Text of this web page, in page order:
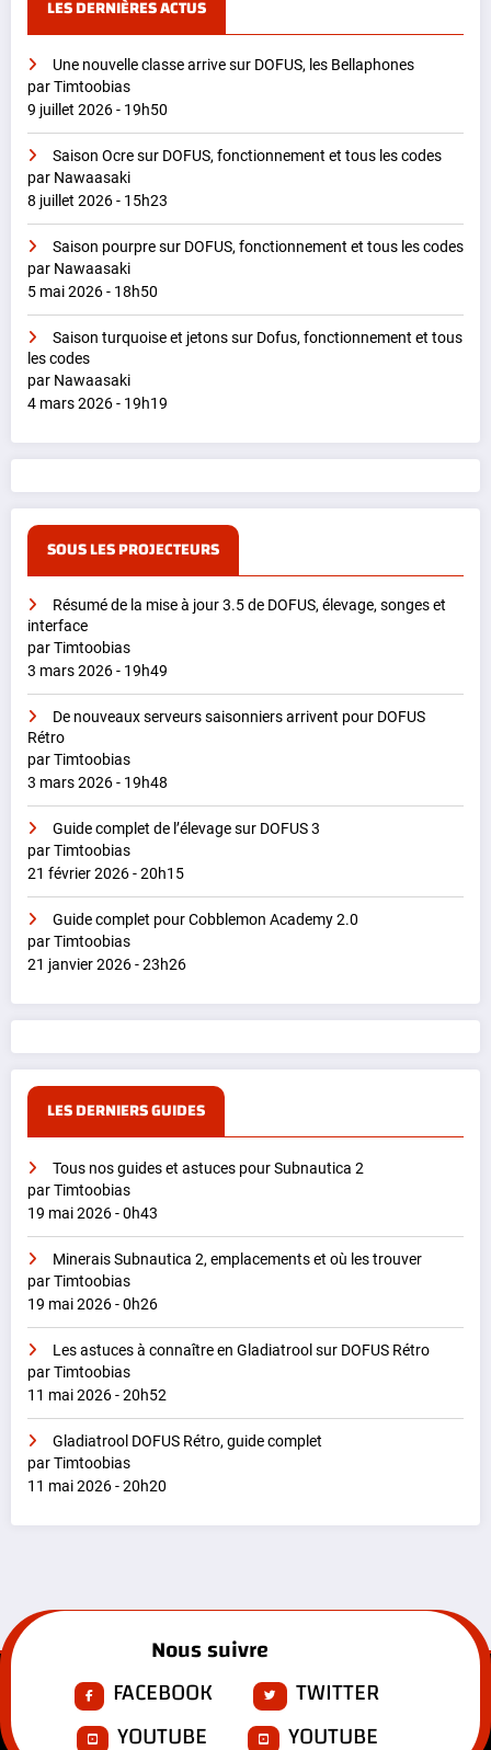
LES DERNIÈRES ACTUS
Une nouvelle classe arrive sur DOFUS, les Bellaphones
par Timtoobias
9 juillet 2026 - 19h50
Saison Ocre sur DOFUS, fonctionnement et tous les codes
par Nawaasaki
8 juillet 2026 - 15h23
Saison pourpre sur DOFUS, fonctionnement et tous les codes
par Nawaasaki
5 mai 2026 - 18h50
Saison turquoise et jetons sur Dofus, fonctionnement et tous
les codes
par Nawaasaki
4 mars 2026 - 19h19
SOUS LES PROJECTEURS
Résumé de la mise à jour 3.5 de DOFUS, élevage, songes et
interface
par Timtoobias
3 mars 2026 - 19h49
De nouveaux serveurs saisonniers arrivent pour DOFUS
Rétro
par Timtoobias
3 mars 2026 - 19h48
Guide complet de l’élevage sur DOFUS 3
par Timtoobias
21 février 2026 - 20h15
Guide complet pour Cobblemon Academy 2.0
par Timtoobias
21 janvier 2026 - 23h26
LES DERNIERS GUIDES
Tous nos guides et astuces pour Subnautica 2
par Timtoobias
19 mai 2026 - 0h43
Minerais Subnautica 2, emplacements et où les trouver
par Timtoobias
19 mai 2026 - 0h26
Les astuces à connaître en Gladiatrool sur DOFUS Rétro
par Timtoobias
11 mai 2026 - 20h52
Gladiatrool DOFUS Rétro, guide complet
par Timtoobias
11 mai 2026 - 20h20
Nous suivre
FACEBOOK
TWITTER
YOUTUBE
YOUTUBE